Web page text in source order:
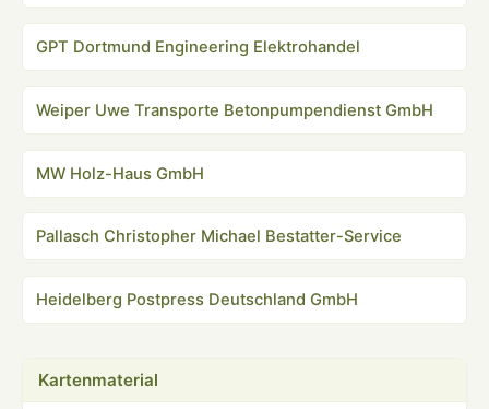
GPT Dortmund Engineering Elektrohandel
Weiper Uwe Transporte Betonpumpendienst GmbH
MW Holz-Haus GmbH
Pallasch Christopher Michael Bestatter-Service
Heidelberg Postpress Deutschland GmbH
Kartenmaterial